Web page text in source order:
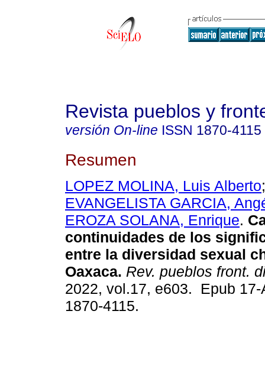
Revista pueblos y
versión On-line ISSN 1870-4115
Resumen
LOPEZ MOLINA, Luis Alberto;
EVANGELISTA GARCIA,
EROZA SOLANA, Enrique.
continuidades de los
entre la diversidad sexual
Oaxaca. Rev. pueblos front.
2022, vol.17, e603. Epub 17-
1870-4115.